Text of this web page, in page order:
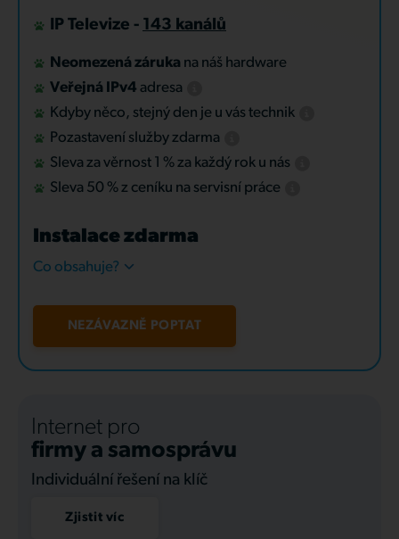
IP Televize - 143 kanálů
Neomezená záruka na náš hardware
Veřejná IPv4 adresa
Kdyby něco, stejný den je u vás technik
Pozastavení služby zdarma
Sleva za věrnost 1 % za každý rok u nás
Sleva 50 % z ceníku na servisní práce
Instalace zdarma
Co obsahuje?
NEZÁVAZNĚ POPTAT
Internet pro
firmy a samosprávu
Individuální řešení na klíč
Zjistit víc